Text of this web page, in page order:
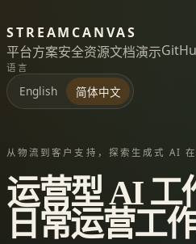
STREAMCANVAS
平台方案安全资源文档演示
语言
English 简体中文
从物流到客户支持，探索生成式 AI
运营型 AI 工
日常运营工